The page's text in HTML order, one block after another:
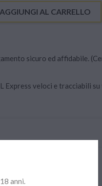
AGGIUNGI AL CARRELLO
sicuro ed affidabile.
Express veloci e tracciabili
anni.